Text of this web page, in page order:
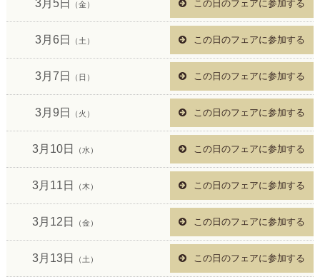
3月5日 （金） この日のフェアに参加する
3月6日 （土） この日のフェアに参加する
3月7日 （日） この日のフェアに参加する
3月9日 （火） この日のフェアに参加する
3月10日 （水） この日のフェアに参加する
3月11日 （木） この日のフェアに参加する
3月12日 （金） この日のフェアに参加する
3月13日 （土） この日のフェアに参加する